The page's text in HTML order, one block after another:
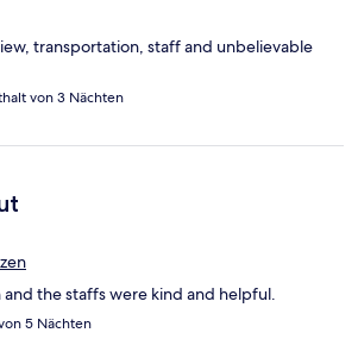
transportation, staff and unbelievable
von 3 Nächten
and the staffs were kind and helpful.
5 Nächten